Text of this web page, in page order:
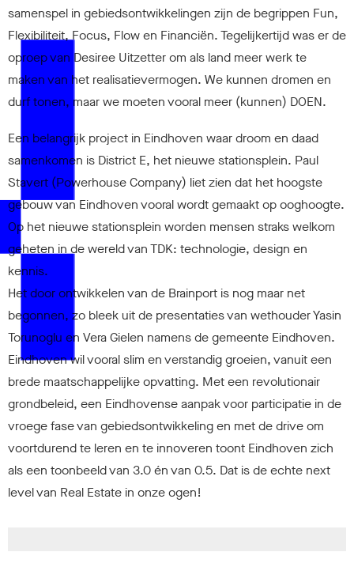
samenspel in gebiedsontwikkelingen zijn de begrippen Fun,
Flexibiliteit, Focus, Flow en Financiën. Tegelijkertijd was er de
oproep van Desiree Uitzetter om als land meer werk te
maken van het realisatievermogen. We kunnen dromen en
durf tonen, maar we moeten vooral meer (kunnen) DOEN.
Een belangrijk project in Eindhoven waar droom en daad
samenkomen is District E, het nieuwe stationsplein. Paul
Stavert (Powerhouse Company) liet zien dat het hoogste
gebouw van Eindhoven vooral wordt gemaakt op ooghoogte.
Op het nieuwe stationsplein worden mensen straks welkom
geheten in de wereld van TDK: technologie, design en
kennis.
Het door ontwikkelen van de Brainport is nog maar net
begonnen, zo bleek uit de presentaties van wethouder Yasin
Torunoglu en Vera Gielen namens de gemeente Eindhoven.
Eindhoven wil vooral slim en verstandig groeien, vanuit een
brede maatschappelijke opvatting. Met een revolutionair
grondbeleid, een Eindhovense aanpak voor participatie in de
vroege fase van gebiedsontwikkeling en met de drive om
voortdurend te leren en te innoveren toont Eindhoven zich
als een toonbeeld van 3.0 én van 0.5. Dat is de echte next
level van Real Estate in onze ogen!